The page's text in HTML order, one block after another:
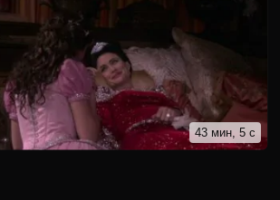
43 мин, 5 с